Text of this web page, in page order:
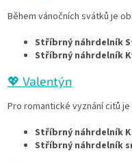
Během vánočních svátků je
Stříbrný náhrdelník
Stříbrný náhrdelník
💖 Valentýn
Pro romantické vyznání citů
Stříbrný náhrdelník
Stříbrný náhrdelník